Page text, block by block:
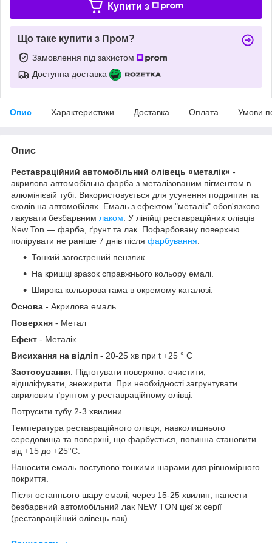
Купити з
Що таке купити з Пром?
Замовлення під захистом
Доступна доставка
Опис Характеристики Доставка Оплата Умови
Опис
Реставраційний автомобільний олівець «металік» -
акрилова автомобільна фарба з металізованим пігментом в
алюмінієвій тубі. Використовується для усунення подряпин та
сколів на автомобілях. Емаль з ефектом "металік" обов'язково
лакувати безбарвним лаком . У лінійці реставраційних олівців
New Ton — фарба, ґрунт та лак. Пофарбовану поверхню
полірувати не раніше 7 днів після фарбування
Тонкий загострений пензлик.
На кришці зразок справжнього кольору емалі.
Широка кольорова гама в окремому каталозі.
Основа - Акрилова емаль
Поверхня - Метал
Ефект - Металік
Висихання на відліп - 20-25 хв при t +25 ° С
Застосування: Підготувати поверхню: очистити,
відшліфувати, знежирити. При необхідності загрунтувати
акриловим ґрунтом у реставраційному олівці.
Потрусити тубу 2-3 хвилини.
Температура реставраційного олівця, навколишнього
середовища та поверхні, що фарбується, повинна становити
від +15 до +25°С.
Наносити емаль поступово тонкими шарами для рівномірного
покриття.
Після останнього шару емалі, через 15-25 хвилин, нанести
безбарвний автомобільний лак NEW TON цієї ж серії
(реставраційний олівець лак).